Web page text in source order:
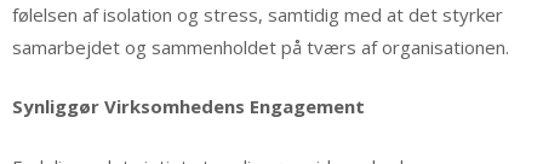
følelsen af isolation og stress, samtidig med at det styrker
samarbejdet og sammenholdet på tværs af organisationen.
Synliggør Virksomhedens Engagement